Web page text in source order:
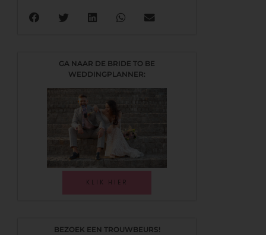
GA NAAR DE BRIDE TO BE
WEDDINGPLANNER:
KLIK HIER
BEZOEK EEN TROUWBEURS!